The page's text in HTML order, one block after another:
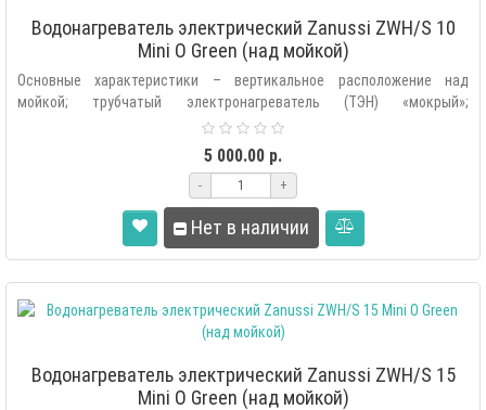
Водонагреватель электрический Zanussi ZWH/S 10
Mini O Green (над мойкой)
Основные характеристики – вертикальное расположение над
мойкой; трубчатый электронагреватель (ТЭН) «мокрый»;
5 000.00 р.
- +
Нет в наличии
Водонагреватель электрический Zanussi ZWH/S 15
Mini O Green (над мойкой)